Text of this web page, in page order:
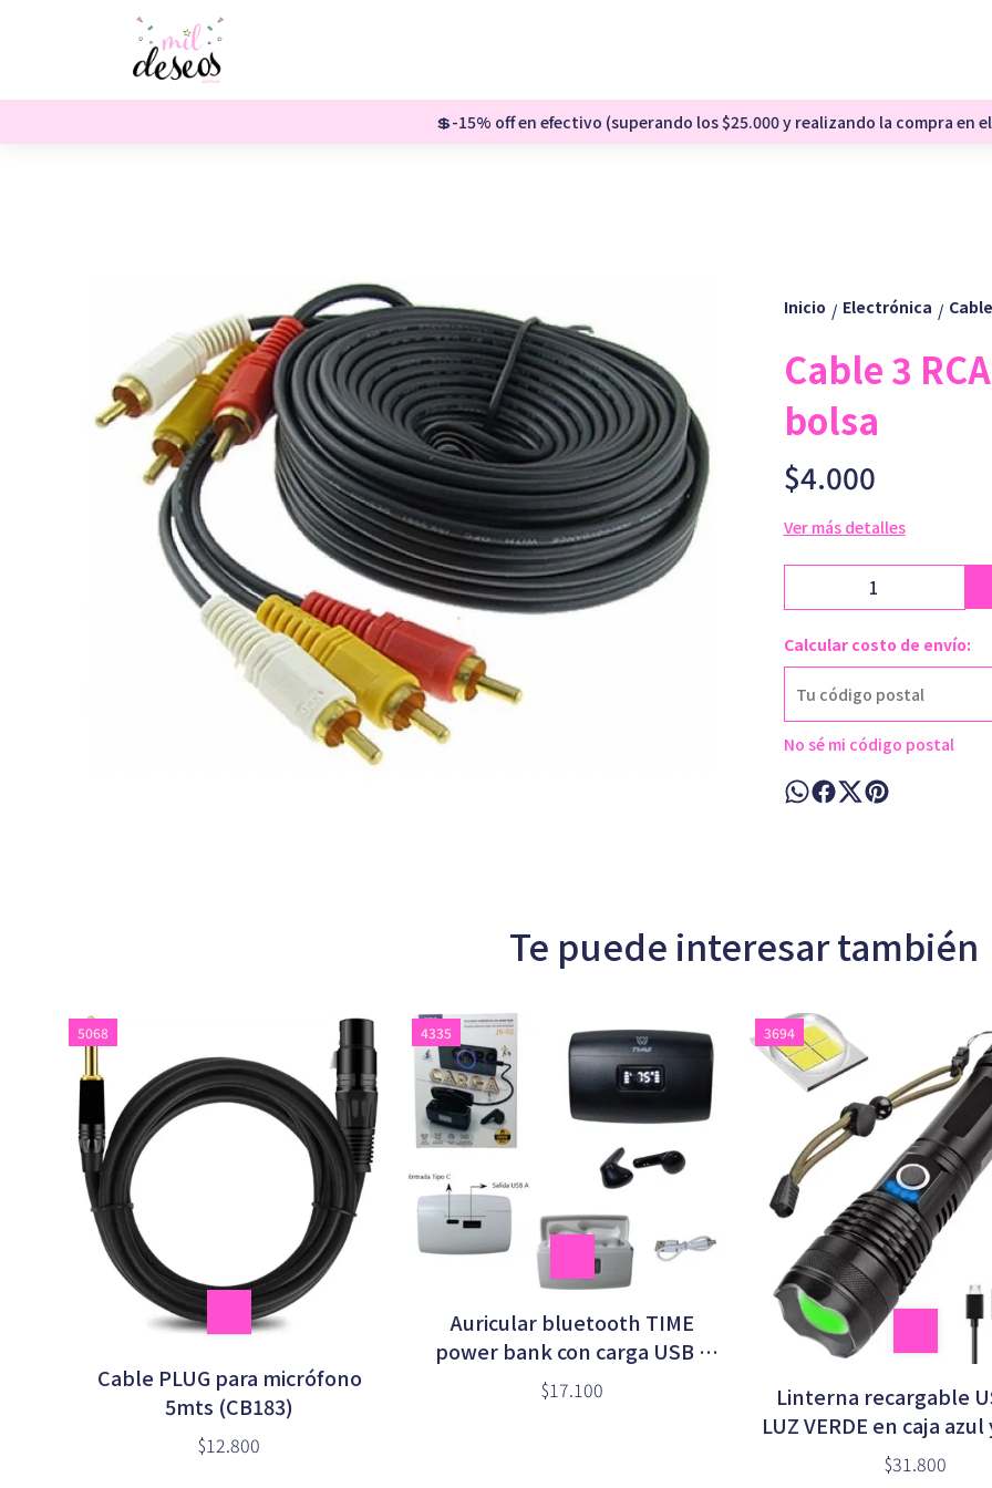
💲-15% off en efectivo (superando los $25.000 y realizando la compra en
Inicio / Electrónica /
Cable 3
bolsa
$4.000
Ver más detalles
Calcular costo de envío:
No sé mi código postal
Te puede interesar también
5068
Cable PLUG para micrófono
5mts (CB183)
$12.800
4335
Auricular bluetooth TIME
power bank con carga USB y
TIPO C (JS-52)
$17.100
3694
Linterna recargable
LUZ VERDE en caja
$31.800